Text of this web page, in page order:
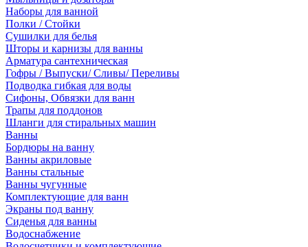
Наборы для ванной
Полки / Стойки
Сушилки для белья
Шторы и карнизы для ванны
Арматура сантехническая
Гофры / Выпуски/ Сливы/ Переливы
Подводка гибкая для воды
Сифоны, Обвязки для ванн
Трапы для поддонов
Шланги для стиральных машин
Ванны
Бордюры на ванну
Ванны акриловые
Ванны стальные
Ванны чугунные
Комплектующие для ванн
Экраны под ванну
Сиденья для ванны
Водоснабжение